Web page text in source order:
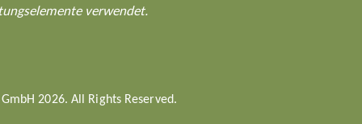
verwendet.
2026. All Rights Reserved.